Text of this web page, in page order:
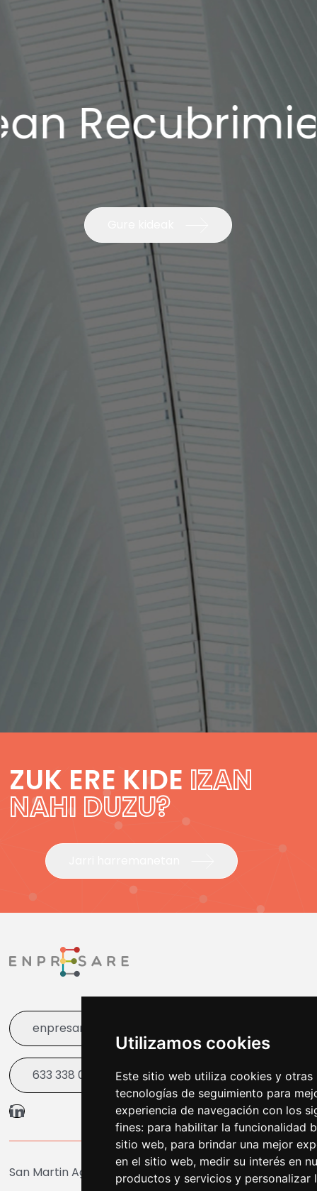
Utilizamos cookies
Este sitio web utiliza cookies y otras
tecnologías de seguimiento para
experiencia de navegación con los
fines: para habilitar la funcionalidad
sitio web, para brindar una mejor
en el sitio web, medir su interés en
productos y servicios y personalizar
ZUK ERE KIDE IZAN
NAHI DUZU?
enpresare@bergara.eus
633 338 003
San Martin Agirre Plaza 1, Bergara